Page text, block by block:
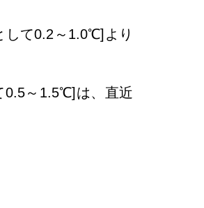
して0.2～1.0℃]より
0.5～1.5℃]は、直近